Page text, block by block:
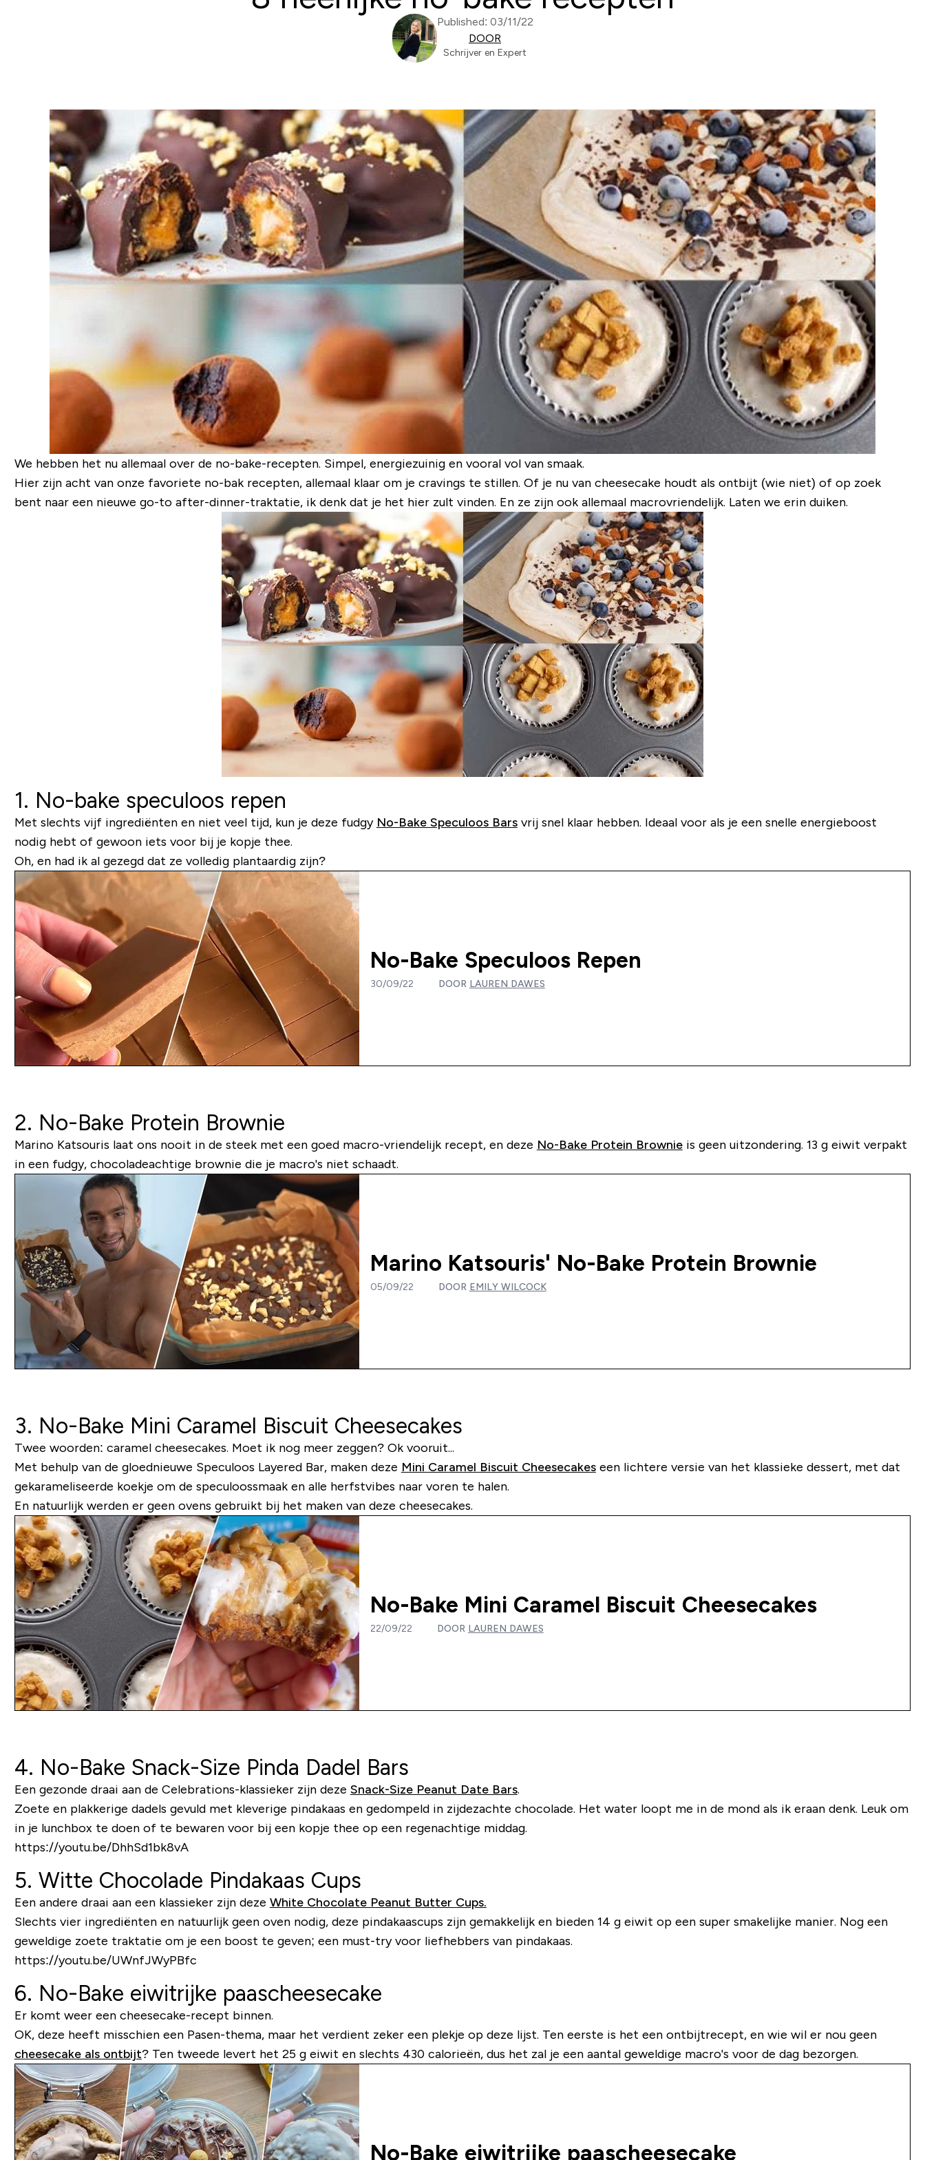
Published: 03/11/22
DOOR
Schrijver en Expert
We hebben het nu allemaal over de no-bake-recepten. Simpel, energiezuinig en vooral vol van smaak.
Hier zijn acht van onze favoriete no-bak recepten, allemaal klaar om je cravings te stillen. Of je nu van cheesecake houdt als ontbijt (wie niet) of op zoek
bent naar een nieuwe go-to after-dinner-traktatie, ik denk dat je het hier zult vinden. En ze zijn ook allemaal macrovriendelijk. Laten we erin duiken.
1. No-bake speculoos repen
Met slechts vijf ingrediënten en niet veel tijd, kun je deze fudgy No-Bake Speculoos Barsvrij snel klaar hebben. Ideaal voor als je een snelle energieboost
nodig hebt of gewoon iets voor bij je kopje thee.
Oh, en had ik al gezegd dat ze volledig plantaardig zijn?
No-Bake Speculoos Repen
30/09/22 DOOR LAUREN DAWES
2. No-Bake Protein Brownie
Marino Katsouris laat ons nooit in de steek met een goed macro-vriendelijk recept, en deze No-Bake Protein Brownieis geen uitzondering. 13 g eiwit verpakt
in een fudgy, chocoladeachtige brownie die je macro's niet schaadt.
Marino Katsouris' No-Bake Protein Brownie
05/09/22 DOOR EMILY WILCOCK
3. No-Bake Mini Caramel Biscuit Cheesecakes
Twee woorden: caramel cheesecakes. Moet ik nog meer zeggen? Ok vooruit...
Met behulp van de gloednieuwe Speculoos Layered Bar, maken deze Mini Caramel Biscuit Cheesecakeseen lichtere versie van het klassieke dessert, met dat
gekarameliseerde koekje om de speculoossmaak en alle herfstvibes naar voren te halen.
En natuurlijk werden er geen ovens gebruikt bij het maken van deze cheesecakes.
No-Bake Mini Caramel Biscuit Cheesecakes
22/09/22 DOOR LAUREN DAWES
4. No-Bake Snack-Size Pinda Dadel Bars
Een gezonde draai aan de Celebrations-klassieker zijn deze Snack-Size Peanut Date Bars.
Zoete en plakkerige dadels gevuld met kleverige pindakaas en gedompeld in zijdezachte chocolade. Het water loopt me in de mond als ik eraan denk. Leuk om
in je lunchbox te doen of te bewaren voor bij een kopje thee op een regenachtige middag.
https://youtu.be/DhhSd1bk8vA
5. Witte Chocolade Pindakaas Cups
Een andere draai aan een klassieker zijn deze White Chocolate Peanut Butter Cups.
Slechts vier ingrediënten en natuurlijk geen oven nodig, deze pindakaascups zijn gemakkelijk en bieden 14 g eiwit op een super smakelijke manier. Nog een
geweldige zoete traktatie om je een boost te geven; een must-try voor liefhebbers van pindakaas.
https://youtu.be/UWnfJWyPBfc
6. No-Bake eiwitrijke paascheesecake
Er komt weer een cheesecake-recept binnen.
OK, deze heeft misschien een Pasen-thema, maar het verdient zeker een plekje op deze lijst. Ten eerste is het een ontbijtrecept, en wie wil er nou geen
cheesecake als ontbijt? Ten tweede levert het 25 g eiwit en slechts 430 calorieën, dus het zal je een aantal geweldige macro's voor de dag bezorgen.
No-Bake eiwitrijke paascheesecake